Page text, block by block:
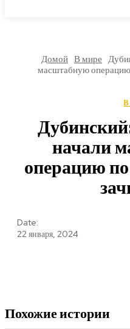
Домой В мире
масштабную операцию
В
начали
операцию
Date:
22 января, 2024
Похожие истории